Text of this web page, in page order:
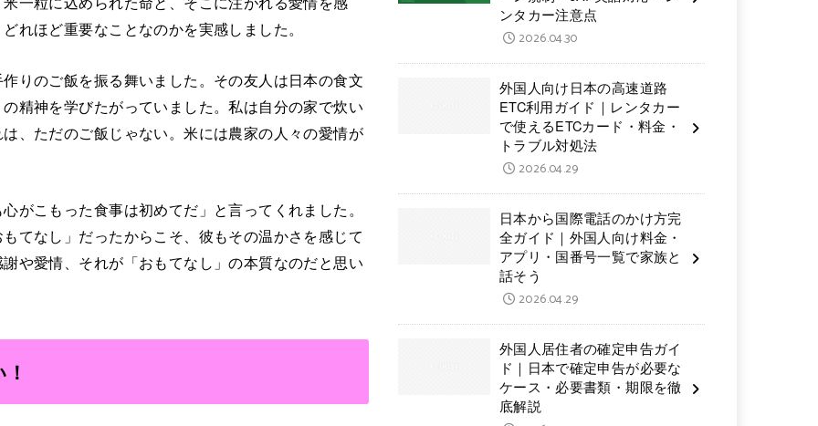
れほど重要なことなのかを実感しました。
りのご飯を振る舞いました。その友人は日本の食文
精神を学びたがっていました。私は自分の家で炊い
、ただのご飯じゃない。米には農家の人々の愛情が
がこもった食事は初めてだ」と言ってくれました。
てなし」だったからこそ、彼もその温かさを感じて
や愛情、それが「おもてなし」の本質なのだと思い
ンタカー注意点
2026.04.30
外国人向け日本の高速道路
ETC利用ガイド｜レンタカー
で使えるETCカード・料金・
トラブル対処法
2026.04.29
日本から国際電話のかけ方完
全ガイド｜外国人向け料金・
アプリ・国番号一覧で家族と
話そう
2026.04.29
外国人居住者の確定申告ガイ
ド｜日本で確定申告が必要な
ケース・必要書類・期限を徹
底解説